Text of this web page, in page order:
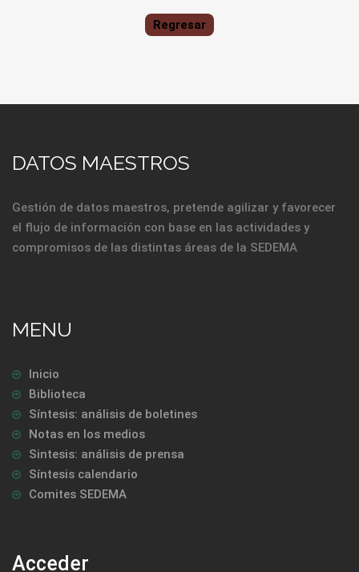
Regresar
DATOS MAESTROS
Gestión de datos maestros, pretende agilizar y favorecer
el flujo de información con base en las actividades y
compromisos de las distintas áreas de la SEDEMA
MENU
Inicio
Biblioteca
Síntesis: análisis de boletines
Notas en los medios
Sintesis: análisis de prensa
Síntesis calendario
Comites SEDEMA
Acceder